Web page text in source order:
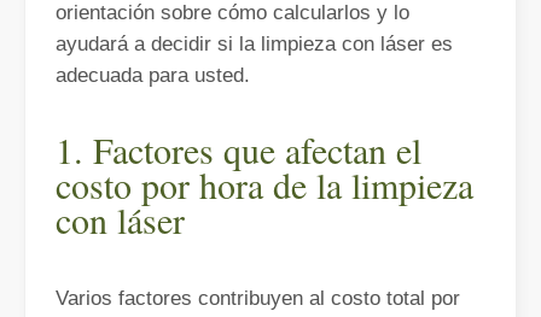
orientación sobre cómo calcularlos y lo
ayudará a decidir si la limpieza con láser es
adecuada para usted.
1. Factores que afectan el
costo por hora de la limpieza
con láser
Varios factores contribuyen al costo total por